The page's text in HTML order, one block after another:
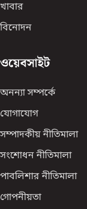
খাবার
বিনোদন
ওয়েবসাইট
অনন্যা সম্পর্কে
যোগাযোগ
সম্পাদকীয় নীতিমালা
সংশোধন নীতিমালা
পাবলিশার নীতিমালা
গোপনীয়তা